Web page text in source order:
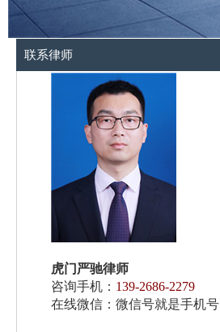
联系律师
虎门严驰律师
咨询手机： 139-2686-2279
在线微信：微信号就是手机号